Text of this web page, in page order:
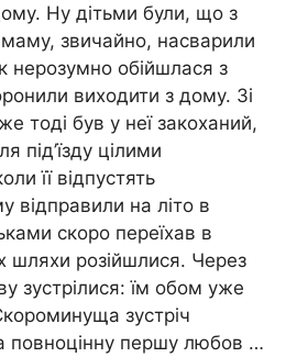
Ну дітьми були, що з
звичайно, насварили
нерозумно обійшлася з
виходити з дому. Зі
тоді був у неї закоханий,
під’їзду цілими
її відпустять
відправили на літо в
скоро переїхав в
шляхи розійшлися. Через
зустрілися: їм обом уже
зустріч
повноцінну першу любов …